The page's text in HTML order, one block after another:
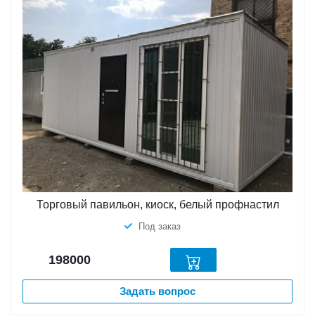
Торговый павильон, киоск, белый профнастил
Под заказ
198000
Задать вопрос